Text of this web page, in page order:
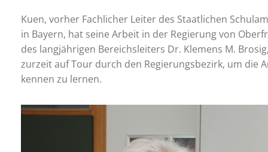
Kuen, vorher Fachlicher Leiter des Staatlichen
in Bayern, hat seine Arbeit in der Regierung von
des langjährigen Bereichsleiters Dr. Klemens M.
zurzeit auf Tour durch den Regierungsbezirk, um die
kennen zu lernen.